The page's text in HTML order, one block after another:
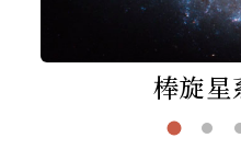
棒旋星